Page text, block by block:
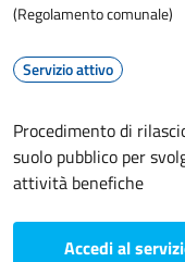
(Regolamento comunale)
Servizio attivo
Procedimento di
suolo pubblico per
attività benefiche
Accedi al